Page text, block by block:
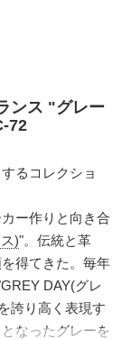
ンス "グレー
72
るコレクショ
ー作りと向き合
)"。伝統と革
得てきた。毎年
DAY(グレ
誇り高く表現す
なったグレーを